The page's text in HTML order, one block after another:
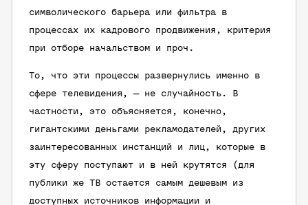
символического барьера или фильтра в
процессах их кадрового продвижения, критерия
при отборе начальством и проч.
То, что эти процессы развернулись именно в
сфере телевидения, — не случайность. В
частности, это объясняется, конечно,
гигантскими деньгами рекламодателей, других
заинтересованных инстанций и лиц, которые в
эту сферу поступают и в ней крутятся (для
публики же ТВ остается самым дешевым из
доступных источников информации и